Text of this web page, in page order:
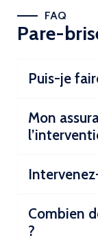
FAQ
Pare-
Puis-je
Mon
Combien
?